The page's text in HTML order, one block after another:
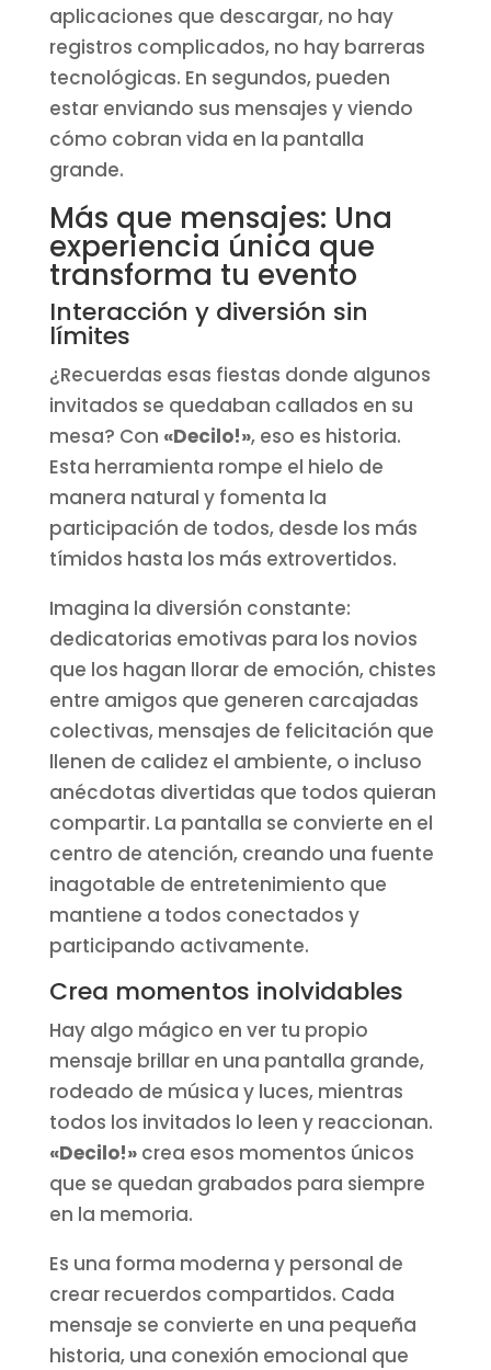
aplicaciones que descargar, no hay
registros complicados, no hay barreras
tecnológicas. En segundos, pueden
estar enviando sus mensajes y viendo
cómo cobran vida en la pantalla
grande.
Más que mensajes: Una
experiencia única que
transforma tu evento
Interacción y diversión sin
límites
¿Recuerdas esas fiestas donde algunos
invitados se quedaban callados en su
mesa? Con «Decilo!», eso es historia.
Esta herramienta rompe el hielo de
manera natural y fomenta la
participación de todos, desde los más
tímidos hasta los más extrovertidos.
Imagina la diversión constante:
dedicatorias emotivas para los novios
que los hagan llorar de emoción, chistes
entre amigos que generen carcajadas
colectivas, mensajes de felicitación que
llenen de calidez el ambiente, o incluso
anécdotas divertidas que todos quieran
compartir. La pantalla se convierte en el
centro de atención, creando una fuente
inagotable de entretenimiento que
mantiene a todos conectados y
participando activamente.
Crea momentos inolvidables
Hay algo mágico en ver tu propio
mensaje brillar en una pantalla grande,
rodeado de música y luces, mientras
todos los invitados lo leen y reaccionan.
«Decilo!»crea esos momentos únicos
que se quedan grabados para siempre
en la memoria.
Es una forma moderna y personal de
crear recuerdos compartidos. Cada
mensaje se convierte en una pequeña
historia, una conexión emocional que